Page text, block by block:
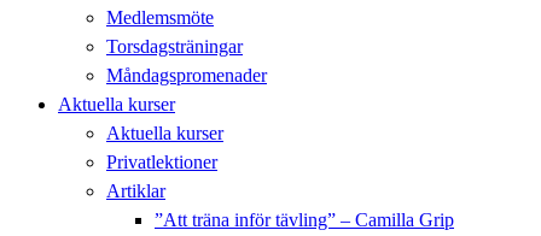
Medlemsmöte
Torsdagsträningar
Måndagspromenader
Aktuella kurser
Aktuella kurser
Privatlektioner
Artiklar
”Att träna inför tävling” – Camilla Grip